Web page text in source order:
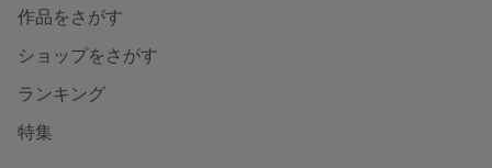
作品をさがす
ショップをさがす
ランキング
特集